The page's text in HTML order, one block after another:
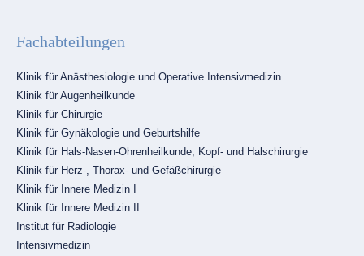
Fachabteilungen
Navigation
überspringen
Klinik für Anästhesiologie und Operative Intensivmedizin
Klinik für Augenheilkunde
Klinik für Chirurgie
Klinik für Gynäkologie und Geburtshilfe
Klinik für Hals-Nasen-Ohrenheilkunde, Kopf- und Halschirurgie
Klinik für Herz-, Thorax- und Gefäßchirurgie
Klinik für Innere Medizin I
Klinik für Innere Medizin II
Institut für Radiologie
Intensivmedizin